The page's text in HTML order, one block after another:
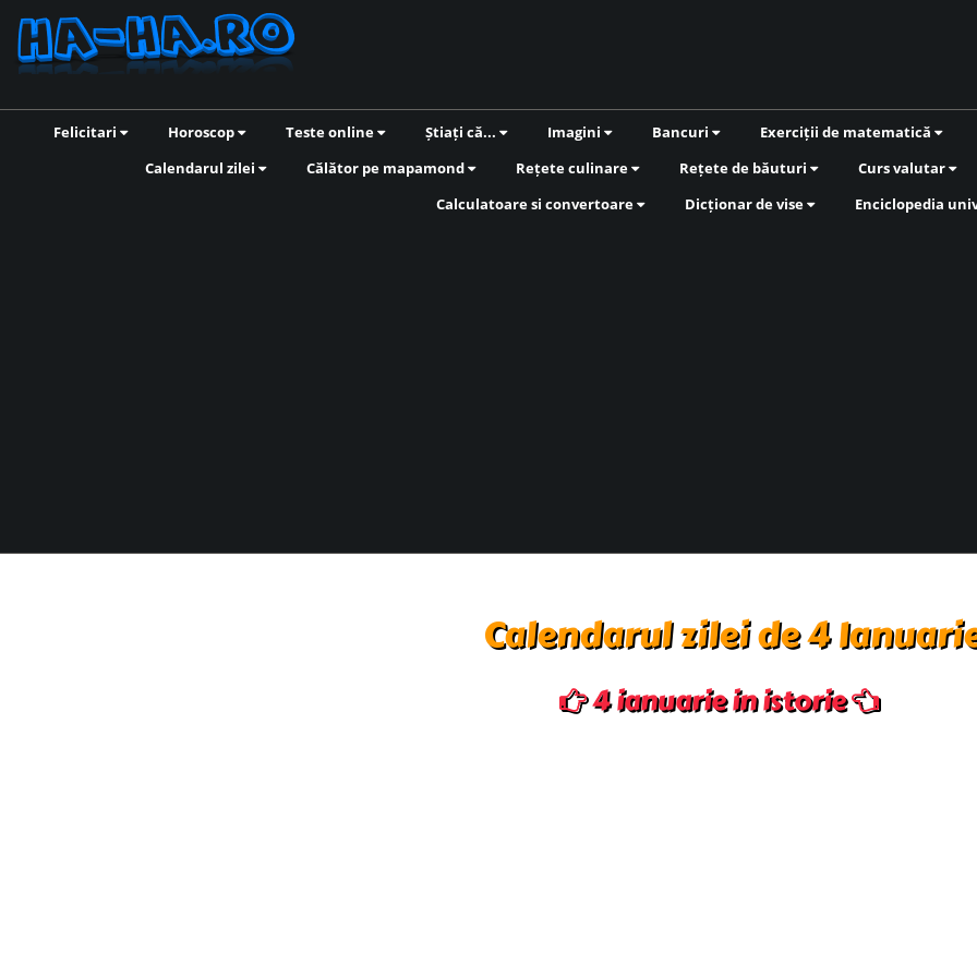
Felicitari Horoscop Teste online Știați că... Imagini Bancuri
Exerciții de matematică
Calendarul zilei
Călător pe mapamond Rețete culinare Rețete de băuturi
Curs valutar
Calculatoare si convertoare
Dicționar de vise Enciclopedia
Calendarul zilei de 4
4 ianuarie in istorie